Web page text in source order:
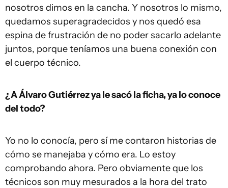
nosotros dimos en la cancha. Y nosotros lo mismo,
quedamos superagradecidos y nos quedó esa
espina de frustración de no poder sacarlo adelante
juntos, porque teníamos una buena conexión con
el cuerpo técnico.
¿A Álvaro Gutiérrez ya le sacó la ficha, ya lo conoce
del todo?
Yo no lo conocía, pero sí me contaron historias de
cómo se manejaba y cómo era. Lo estoy
comprobando ahora. Pero obviamente que los
técnicos son muy mesurados a la hora del trato